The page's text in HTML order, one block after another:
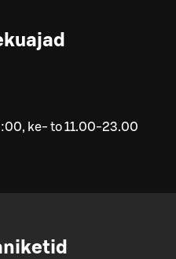
ke- to 11.00-23.00